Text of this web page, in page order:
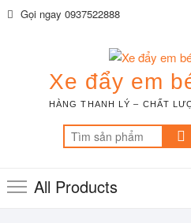
SkipGọi ngay 0937522888
Xe đẩy em
HÀNG THANH LÝ – CHẤT
Tìm
kiếm:
All Products